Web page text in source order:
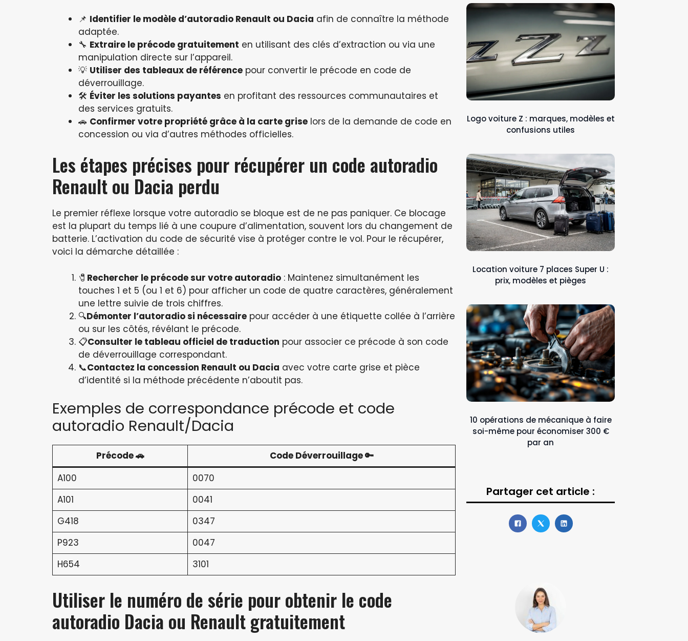
📌 Identifier le modèle d’autoradio Renault ou Dacia afin de connaître la méthode
adaptée.
🔧 Extraire le précode gratuitement en utilisant des clés d’extraction ou via une
manipulation directe sur l’appareil.
💡 Utiliser des tableaux de référence pour convertir le précode en code de
déverrouillage.
🛠️ Éviter les solutions payantes en profitant des ressources communautaires et
des services gratuits.
🚗 Confirmer votre propriété grâce à la carte grise lors de la demande de code en
concession ou via d’autres méthodes officielles.
Les étapes précises pour récupérer un code autoradio
Renault ou Dacia perdu
Le premier réflexe lorsque votre autoradio se bloque est de ne pas paniquer. Ce blocage
est la plupart du temps lié à une coupure d’alimentation, souvent lors du changement de
batterie. L’activation du code de sécurité vise à protéger contre le vol. Pour le récupérer,
voici la démarche détaillée :
🧷 Rechercher le précode sur votre autoradio : Maintenez simultanément les
touches 1 et 5 (ou 1 et 6) pour afficher un code de quatre caractères, généralement
une lettre suivie de trois chiffres.
🔍Démonter l’autoradio si nécessaire pour accéder à une étiquette collée à l’arrière
ou sur les côtés, révélant le précode.
📋Consulter le tableau officiel de traduction pour associer ce précode à son code
de déverrouillage correspondant.
📞Contactez la concession Renault ou Dacia avec votre carte grise et pièce
d’identité si la méthode précédente n’aboutit pas.
Exemples de correspondance précode et code
autoradio Renault/Dacia
Précode 🚗
Code Déverrouillage 🔑
A100
0070
A101
0041
G418
0347
P923
0047
H654
3101
Utiliser le numéro de série pour obtenir le code
autoradio Dacia ou Renault gratuitement
Logo voiture Z : marques, modèles et
confusions utiles
Location voiture 7 places Super U :
prix, modèles et pièges
10 opérations de mécanique à faire
soi-même pour économiser 300 €
par an
Partager cet article :